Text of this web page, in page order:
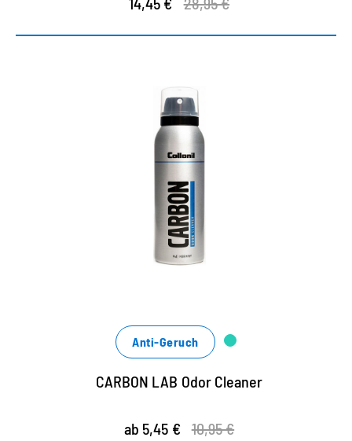
Anti-Geruchsspray für
Turnschuhe und Textilien
für Sportschuhe, Sneaker, Bekleidung und
entfernt dauerhaft unangenehme Gerüche
Anti-Geruch
CARBON LAB Odor Cleaner
ab 5,45 € 10,95 €